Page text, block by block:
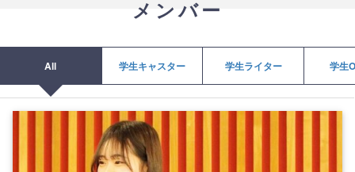
メンバー
All 学生キャスター 学生ライター 学生